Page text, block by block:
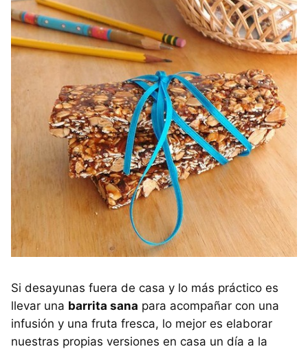
Si desayunas fuera de casa y lo más práctico es
llevar una barrita sana para acompañar con una
infusión y una fruta fresca, lo mejor es elaborar
nuestras propias versiones en casa un día a la